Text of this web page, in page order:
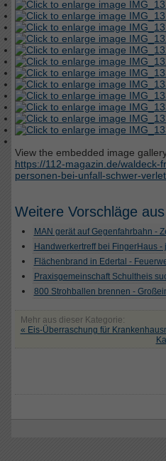
View the embedded image
https://112-magazin.de/
personen-bei-unfall-schwer-
Weitere Vorschläge
MAN gerät auf Gegenfahrbahn -
Handwerkertreff bei FingerHaus -
Flächenbrand in Edertal -
Praxisgemeinschaft Schultheis
800 Strohballen brennen -
Mehr aus dieser Kategorie:
« Eis-Überraschung für